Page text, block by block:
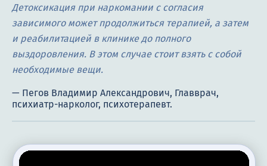
Детоксикация при наркомании с согласия
зависимого может продолжиться терапией, а затем
и реабилитацией в клинике до полного
выздоровления. В этом случае стоит взять с собой
необходимые вещи.